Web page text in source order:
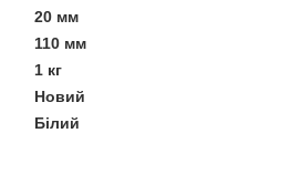
20 мм
110 мм
1 кг
Новий
Білий